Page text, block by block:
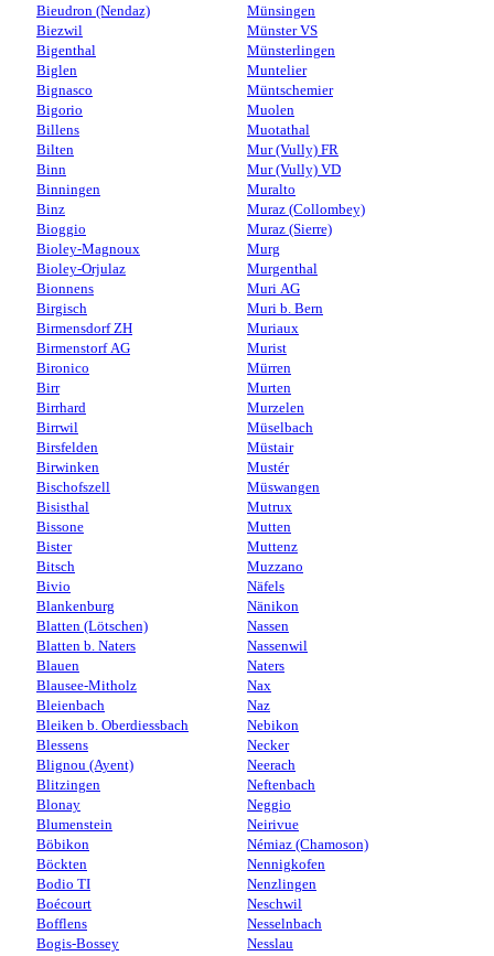
Bieudron (Nendaz)
Biezwil
Bigenthal
Biglen
Bignasco
Bigorio
Billens
Bilten
Binn
Binningen
Binz
Bioggio
Bioley-Magnoux
Bioley-Orjulaz
Bionnens
Birgisch
Birmensdorf ZH
Birmenstorf AG
Bironico
Birr
Birrhard
Birrwil
Birsfelden
Birwinken
Bischofszell
Bisisthal
Bissone
Bister
Bitsch
Bivio
Blankenburg
Blatten (Lötschen)
Blatten b. Naters
Blauen
Blausee-Mitholz
Bleienbach
Bleiken b. Oberdiessbach
Blessens
Blignou (Ayent)
Blitzingen
Blonay
Blumenstein
Böbikon
Böckten
Bodio TI
Boécourt
Bofflens
Bogis-Bossey
Münsingen
Münster VS
Münsterlingen
Muntelier
Müntschemier
Muolen
Muotathal
Mur (Vully) FR
Mur (Vully) VD
Muralto
Muraz (Collombey)
Muraz (Sierre)
Murg
Murgenthal
Muri AG
Muri b. Bern
Muriaux
Murist
Mürren
Murten
Murzelen
Müselbach
Müstair
Mustér
Müswangen
Mutrux
Mutten
Muttenz
Muzzano
Näfels
Nänikon
Nassen
Nassenwil
Naters
Nax
Naz
Nebikon
Necker
Neerach
Neftenbach
Neggio
Neirivue
Némiaz (Chamoson)
Nennigkofen
Nenzlingen
Neschwil
Nesselnbach
Nesslau